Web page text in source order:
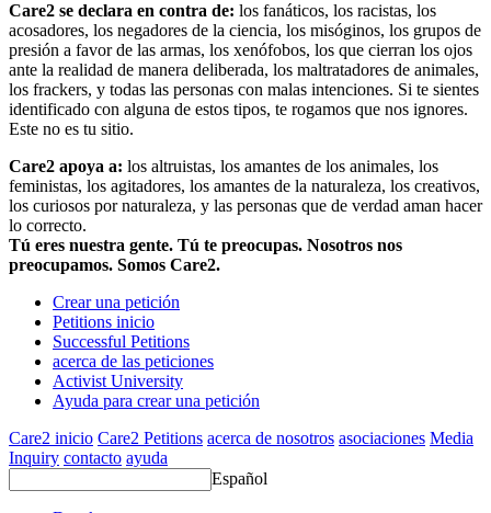
Care2 se declara en contra de: los fanáticos, los racistas, los
acosadores, los negadores de la ciencia, los misóginos, los grupos de
presión a favor de las armas, los xenófobos, los que cierran los ojos
ante la realidad de manera deliberada, los maltratadores de animales,
los frackers, y todas las personas con malas intenciones. Si te sientes
identificado con alguna de estos tipos, te rogamos que nos ignores.
Este no es tu sitio.
Care2 apoya a: los altruistas, los amantes de los animales, los
feministas, los agitadores, los amantes de la naturaleza, los creativos,
los curiosos por naturaleza, y las personas que de verdad aman hacer
lo correcto.
Tú eres nuestra gente. Tú te preocupas. Nosotros nos
preocupamos. Somos Care2.
Crear una petición
Petitions inicio
Successful Petitions
acerca de las peticiones
Activist University
Ayuda para crear una petición
Care2 inicio Care2 Petitions acerca de nosotros asociaciones Media
Inquiry contacto ayuda
Español